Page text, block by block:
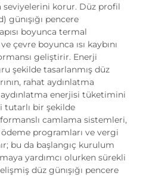
korur. Düz profil
günışığı pencere
boyunca termal
çevre boyunca ısı kaybını
geliştirir. Enerji
şekilde tasarlanmış düz
rahat aydınlatma
enerjisi tüketimini
tutarlı bir şekilde
camlama sistemleri,
programları ve vergi
bu da başlangıç kurulum
yardımcı olurken sürekli
düz günışığı pencere